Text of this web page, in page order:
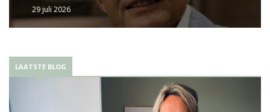
29 juli 2026
LAATSTE BLOG